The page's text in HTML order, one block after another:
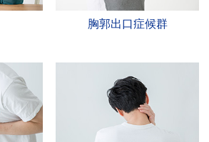
胸郭出口症候群